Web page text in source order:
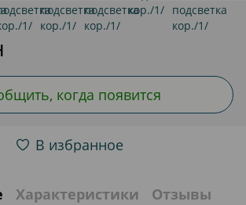
когда появится
В избранное
Характеристики Отзывы